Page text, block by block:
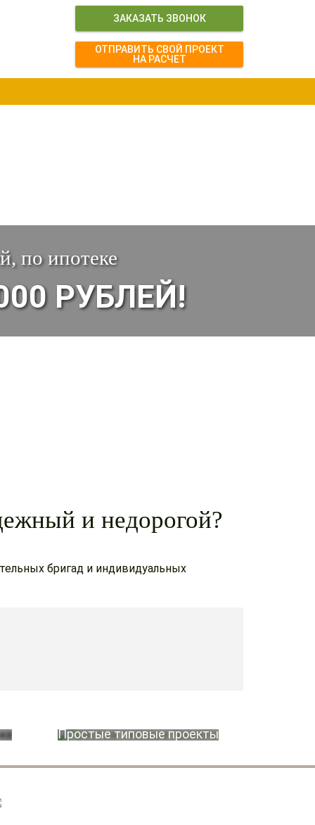
ЗАКАЗАТЬ ЗВОНОК
ОТПРАВИТЬ СВОЙ ПРОЕКТ
НА РАСЧЕТ
по ипотеке
РУБЛЕЙ!
и недорогой?
бригад и индивидуальных
Простые типовые проекты